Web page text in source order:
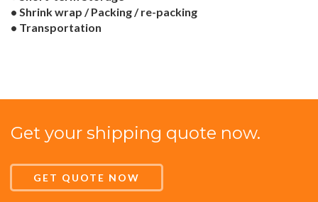
• Shrink wrap / Packing / re-packing
• Transportation
Get your shipping quote now.
GET QUOTE NOW